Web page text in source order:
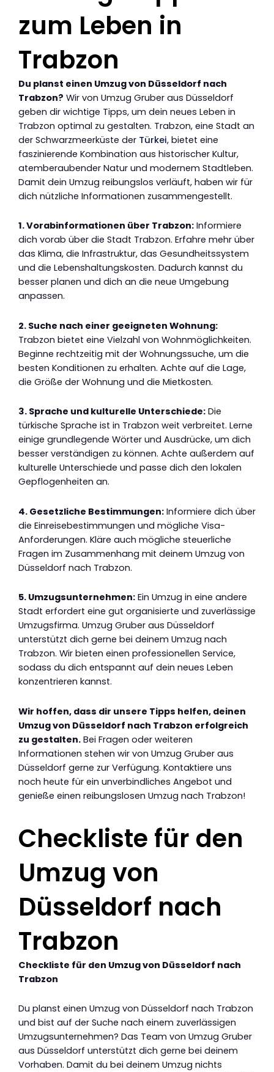
zum Leben in
Trabzon
Du planst einen Umzug von Düsseldorf nach
Trabzon? Wir von Umzug Gruber aus Düsseldorf
geben dir wichtige Tipps, um dein neues Leben in
Trabzon optimal zu gestalten. Trabzon, eine Stadt an
der Schwarzmeerküste der Türkei, bietet eine
faszinierende Kombination aus historischer Kultur,
atemberaubender Natur und modernem Stadtleben.
Damit dein Umzug reibungslos verläuft, haben wir für
dich nützliche Informationen zusammengestellt.
1. Vorabinformationen über Trabzon: Informiere
dich vorab über die Stadt Trabzon. Erfahre mehr über
das Klima, die Infrastruktur, das Gesundheitssystem
und die Lebenshaltungskosten. Dadurch kannst du
besser planen und dich an die neue Umgebung
anpassen.
2. Suche nach einer geeigneten Wohnung:
Trabzon bietet eine Vielzahl von Wohnmöglichkeiten.
Beginne rechtzeitig mit der Wohnungssuche, um die
besten Konditionen zu erhalten. Achte auf die Lage,
die Größe der Wohnung und die Mietkosten.
3. Sprache und kulturelle Unterschiede: Die
türkische Sprache ist in Trabzon weit verbreitet. Lerne
einige grundlegende Wörter und Ausdrücke, um dich
besser verständigen zu können. Achte außerdem auf
kulturelle Unterschiede und passe dich den lokalen
Gepflogenheiten an.
4. Gesetzliche Bestimmungen: Informiere dich über
die Einreisebestimmungen und mögliche Visa-
Anforderungen. Kläre auch mögliche steuerliche
Fragen im Zusammenhang mit deinem Umzug von
Düsseldorf nach Trabzon.
5. Umzugsunternehmen: Ein Umzug in eine andere
Stadt erfordert eine gut organisierte und zuverlässige
Umzugsfirma. Umzug Gruber aus Düsseldorf
unterstützt dich gerne bei deinem Umzug nach
Trabzon. Wir bieten einen professionellen Service,
sodass du dich entspannt auf dein neues Leben
konzentrieren kannst.
Wir hoffen, dass dir unsere Tipps helfen, deinen
Umzug von Düsseldorf nach Trabzon erfolgreich
zu gestalten. Bei Fragen oder weiteren
Informationen stehen wir von Umzug Gruber aus
Düsseldorf gerne zur Verfügung. Kontaktiere uns
noch heute für ein unverbindliches Angebot und
genieße einen reibungslosen Umzug nach Trabzon!
Checkliste für den
Umzug von
Düsseldorf nach
Trabzon
Checkliste für den Umzug von Düsseldorf nach
Trabzon
Du planst einen Umzug von Düsseldorf nach Trabzon
und bist auf der Suche nach einem zuverlässigen
Umzugsunternehmen? Das Team von Umzug Gruber
aus Düsseldorf unterstützt dich gerne bei deinem
Vorhaben. Damit du bei deinem Umzug nichts